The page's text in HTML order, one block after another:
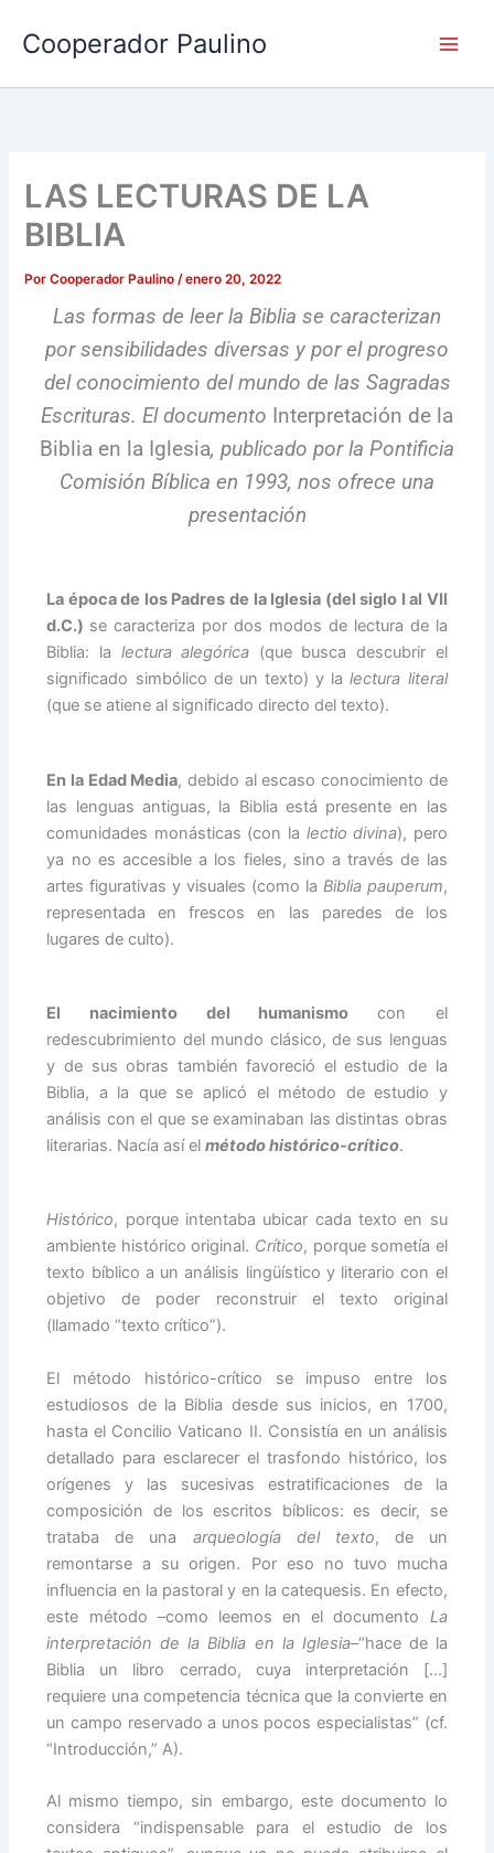
contenido
Cooperador Paulino
LAS LECTURAS DE LA
BIBLIA
PorCooperador Paulino/enero 20, 2022
Las formas de leer la Biblia se caracterizan
por sensibilidades diversas y por el progreso
del conocimiento del mundo de las Sagradas
Escrituras. El documento Interpretación de la
Biblia en la Iglesia, publicado por la Pontificia
Comisión Bíblica en 1993, nos ofrece una
presentación
La época de los Padres de la Iglesia (del siglo I al VII
d.C.) se caracteriza por dos modos de lectura de la
Biblia: la lectura alegórica (que busca descubrir el
significado simbólico de un texto) y lalectura literal
(que se atiene al significado directo del texto).
En la Edad Media, debido al escaso conocimiento de
las lenguas antiguas, la Biblia está presente en las
comunidades monásticas (con la lectio divina), pero
ya no es accesible a los fieles, sino a través de las
artes figurativas y visuales (como la Biblia pauperum,
representada en frescos en las paredes de los
lugares de culto).
El nacimiento del humanismo con el
redescubrimiento del mundo clásico, de sus lenguas
y de sus obras también favoreció el estudio de la
Biblia, a la que se aplicó el método de estudio y
análisis con el que se examinaban las distintas obras
literarias. Nacía así elmétodo histórico-crítico.
Histórico, porque intentaba ubicar cada texto en su
ambiente histórico original. Crítico, porque sometía el
texto bíblico a un análisis lingüístico y literario con el
objetivo de poder reconstruir el texto original
(llamado “texto crítico”).
El método histórico-crítico se impuso entre los
estudiosos de la Biblia desde sus inicios, en 1700,
hasta el Concilio Vaticano II. Consistía en un análisis
detallado para esclarecer el trasfondo histórico, los
orígenes y las sucesivas estratificaciones de la
composición de los escritos bíblicos: es decir, se
trataba de una arqueología del texto, de un
remontarse a su origen. Por eso no tuvo mucha
influencia en la pastoral y en la catequesis. En efecto,
este método –como leemos en el documento La
interpretación de la Biblia en la Iglesia–“hace de la
Biblia un libro cerrado, cuya interpretación […]
requiere una competencia técnica que la convierte en
un campo reservado a unos pocos especialistas” (cf.
“Introducción,” A).
Al mismo tiempo, sin embargo, este documento lo
considera “indispensable para el estudio de los